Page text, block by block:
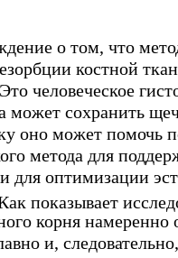
о том, что
костной
человеческое
может сохранить
оно может помочь
метода для
для оптимизации
показывает
корня намеренно
и,